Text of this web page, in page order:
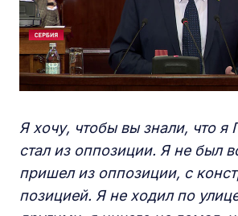
Я хочу, чтобы вы знали, что я
стал из оппозиции. Я не был
пришел из оппозиции, с
позицией. Я не ходил по